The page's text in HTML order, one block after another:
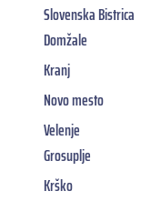
Slovenska Bistrica
Domžale
Kranj
Novo mesto
Velenje
Grosuplje
Krško